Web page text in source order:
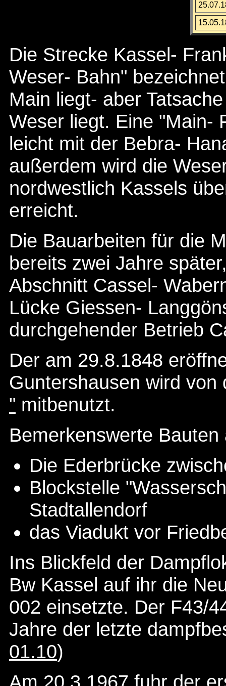
Die Strecke Kassel-
Weser- Bahn"
Main liegt- aber
Weser liegt. Eine "Main-
leicht mit der Bebra-
außerdem wird die
nordwestlich Kassels
erreicht.
Die Bauarbeiten für die
bereits zwei Jahre
Abschnitt Cassel-
Lücke Giessen-
durchgehender Betrieb
Der am 29.8.1848
Guntershausen wird von
" mitbenutzt.
Bemerkenswerte
Die Ederbrücke
Blockstelle
Stadtallendorf
das Viadukt vor
Ins Blickfeld der
Bw Kassel auf ihr die
002 einsetzte. Der F43/
Jahre der letzte
01.10)